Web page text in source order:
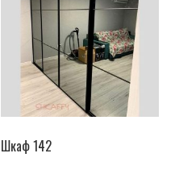
Шкаф 142